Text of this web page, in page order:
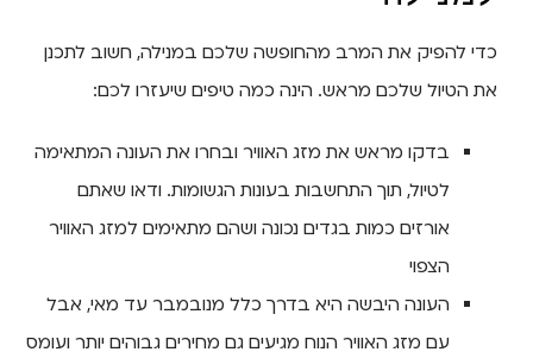
כדי להפיק את המרב מהחופשה שלכם במנילה, חשוב לתכנן
את הטיול שלכם מראש. הינה כמה טיפים שיעזרו לכם:
בדקו מראש את מזג האוויר ובחרו את העונה המתאימה
לטיול, תוך התחשבות בעונות הגשומות. ודאו שאתם
אורזים כמות בגדים נכונה ושהם מתאימים למזג האוויר
הצפוי
העונה היבשה היא בדרך כלל מנובמבר עד מאי, אבל
עם מזג האוויר הנוח מגיעים גם מחירים גבוהים יותר ועומס